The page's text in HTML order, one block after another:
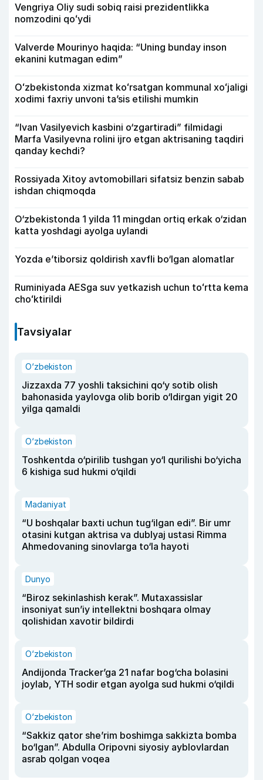
Vengriya Oliy sudi sobiq raisi prezidentlikka
nomzodini qoʻydi
Valverde Mourinyo haqida: “Uning bunday inson
ekanini kutmagan edim”
Oʻzbekistonda xizmat koʻrsatgan kommunal xoʻjaligi
xodimi faxriy unvoni taʼsis etilishi mumkin
“Ivan Vasilyevich kasbini o‘zgartiradi” filmidagi
Marfa Vasilyevna rolini ijro etgan aktrisaning taqdiri
qanday kechdi?
Rossiyada Xitoy avtomobillari sifatsiz benzin sabab
ishdan chiqmoqda
O‘zbekistonda 1 yilda 11 mingdan ortiq erkak o‘zidan
katta yoshdagi ayolga uylandi
Yozda e’tiborsiz qoldirish xavfli bo‘lgan alomatlar
Ruminiyada AESga suv yetkazish uchun toʻrtta kema
choʻktirildi
Tavsiyalar
O‘zbekiston
Jizzaxda 77 yoshli taksichini qo‘y sotib olish
bahonasida yaylovga olib borib o‘ldirgan yigit 20
yilga qamaldi
O‘zbekiston
Toshkentda o‘pirilib tushgan yo‘l qurilishi bo‘yicha
6 kishiga sud hukmi o‘qildi
Madaniyat
“U boshqalar baxti uchun tug‘ilgan edi”. Bir umr
otasini kutgan aktrisa va dublyaj ustasi Rimma
Ahmedovaning sinovlarga to‘la hayoti
Dunyo
“Biroz sekinlashish kerak”. Mutaxassislar
insoniyat sun’iy intellektni boshqara olmay
qolishidan xavotir bildirdi
O‘zbekiston
Andijonda Tracker’ga 21 nafar bog‘cha bolasini
joylab, YTH sodir etgan ayolga sud hukmi o‘qildi
O‘zbekiston
“Sakkiz qator she’rim boshimga sakkizta bomba
bo‘lgan”. Abdulla Oripovni siyosiy ayblovlardan
asrab qolgan voqea